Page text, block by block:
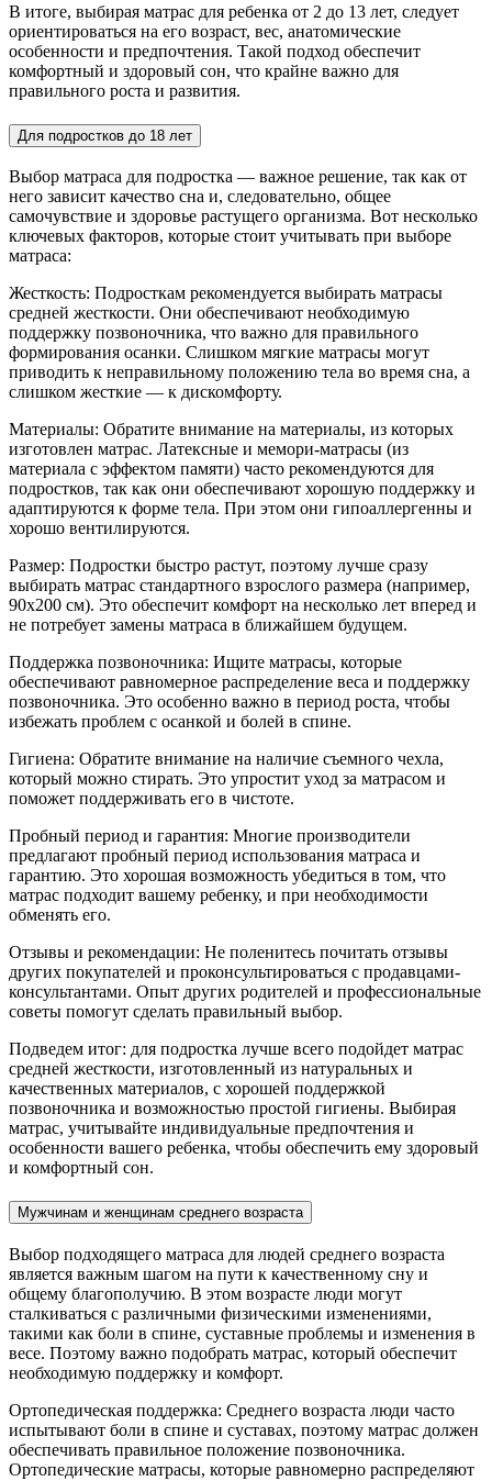
В итоге, выбирая матрас для ребенка от 2 до 13 лет, следует
ориентироваться на его возраст, вес, анатомические
особенности и предпочтения. Такой подход обеспечит
комфортный и здоровый сон, что крайне важно для
правильного роста и развития.
Для подростков до 18 лет
Выбор матраса для подростка — важное решение, так как от
него зависит качество сна и, следовательно, общее
самочувствие и здоровье растущего организма. Вот несколько
ключевых факторов, которые стоит учитывать при выборе
матраса:
Жесткость: Подросткам рекомендуется выбирать матрасы
средней жесткости. Они обеспечивают необходимую
поддержку позвоночника, что важно для правильного
формирования осанки. Слишком мягкие матрасы могут
приводить к неправильному положению тела во время сна, а
слишком жесткие — к дискомфорту.
Материалы: Обратите внимание на материалы, из которых
изготовлен матрас. Латексные и мемори-матрасы (из
материала с эффектом памяти) часто рекомендуются для
подростков, так как они обеспечивают хорошую поддержку и
адаптируются к форме тела. При этом они гипоаллергенны и
хорошо вентилируются.
Размер: Подростки быстро растут, поэтому лучше сразу
выбирать матрас стандартного взрослого размера (например,
90x200 см). Это обеспечит комфорт на несколько лет вперед и
не потребует замены матраса в ближайшем будущем.
Поддержка позвоночника: Ищите матрасы, которые
обеспечивают равномерное распределение веса и поддержку
позвоночника. Это особенно важно в период роста, чтобы
избежать проблем с осанкой и болей в спине.
Гигиена: Обратите внимание на наличие съемного чехла,
который можно стирать. Это упростит уход за матрасом и
поможет поддерживать его в чистоте.
Пробный период и гарантия: Многие производители
предлагают пробный период использования матраса и
гарантию. Это хорошая возможность убедиться в том, что
матрас подходит вашему ребенку, и при необходимости
обменять его.
Отзывы и рекомендации: Не поленитесь почитать отзывы
других покупателей и проконсультироваться с продавцами-
консультантами. Опыт других родителей и профессиональные
советы помогут сделать правильный выбор.
Подведем итог: для подростка лучше всего подойдет матрас
средней жесткости, изготовленный из натуральных и
качественных материалов, с хорошей поддержкой
позвоночника и возможностью простой гигиены. Выбирая
матрас, учитывайте индивидуальные предпочтения и
особенности вашего ребенка, чтобы обеспечить ему здоровый
и комфортный сон.
Мужчинам и женщинам среднего возраста
Выбор подходящего матраса для людей среднего возраста
является важным шагом на пути к качественному сну и
общему благополучию. В этом возрасте люди могут
сталкиваться с различными физическими изменениями,
такими как боли в спине, суставные проблемы и изменения в
весе. Поэтому важно подобрать матрас, который обеспечит
необходимую поддержку и комфорт.
Ортопедическая поддержка: Среднего возраста люди часто
испытывают боли в спине и суставах, поэтому матрас должен
обеспечивать правильное положение позвоночника.
Ортопедические матрасы, которые равномерно распределяют